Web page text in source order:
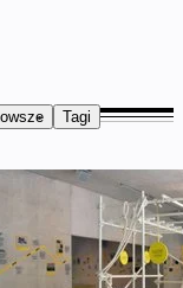
Tagi